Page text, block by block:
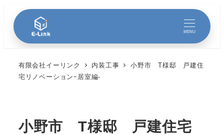
MENU
有限会社イーリンク 内装工事
小野市 T様邸 戸建住
宅リノベーションｰ居室編-
小野市 T様邸 戸建住宅